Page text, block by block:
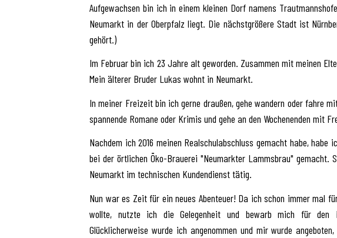
Aufgewachsen bin ich in einem kleinen Dorf namens
Neumarkt in der Oberpfalz liegt. Die nächstgrößere Stadt ist
gehört.)
Im Februar bin ich 23 Jahre alt geworden. Zusammen mit meinen
Mein älterer Bruder Lukas wohnt in Neumarkt.
In meiner Freizeit bin ich gerne draußen, gehe wandern oder fahre
spannende Romane oder Krimis und gehe an den Wochenenden mit
Nachdem ich 2016 meinen Realschulabschluss gemacht habe, habe
bei der örtlichen Öko-Brauerei "Neumarkter Lammsbrau" gemacht.
Neumarkt im technischen Kundendienst tätig.
Nun war es Zeit für ein neues Abenteuer! Da ich schon immer mal
wollte, nutzte ich die Gelegenheit und bewarb mich für den
Glücklicherweise wurde ich angenommen und mir wurde